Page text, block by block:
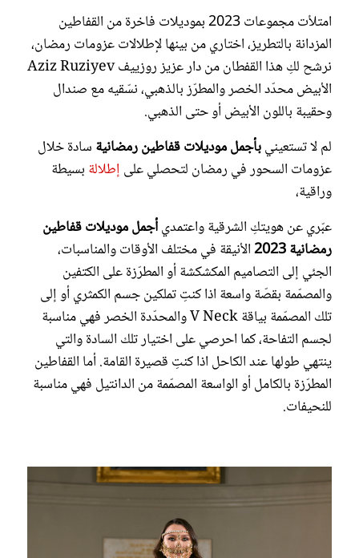
امتلأت مجموعات 2023 بموديلات فاخرة من القفاطين
المزدانة بالتطريز، اختاري من بينها لإطلالات عزومات رمضان،
نرشح لكِ هذا القفطان من دار عزيز روزييف Aziz Ruziyev
الأبيض محدّد الخصر والمطرّز بالذهبي، نسّقيه مع صندال
وحقيبة باللون الأبيض أو حتى الذهبي.
لم لا تستعينيبأجمل موديلات قفاطين رمضانية سادة خلال
عزومات السحور في رمضان لتحصلي على إطلالة بسيطة
وراقية،
عبّري عن هويتكِ الشرقية واعتمديأجمل موديلات قفاطين
رمضانية 2023
الأنيقة في مختلف الأوقات والمناسبات،
الجئي إلى التصاميم المكشكشة أو المطرّزة على الكتفين
والمصمّمة بقصّة واسعة اذا كنتِ تملكين جسم الكمثري أو إلى
تلك المصمّمة بياقة V Neck والمحدّدة الخصر فهي مناسبة
لجسم التفاحة، كما احرصي على اختيار تلك السادة والتي
ينتهي طولها عند الكاحل اذا كنتِ قصيرة القامة. أما القفاطين
المطرّزة بالكامل أو الواسعة المصمّمة من الدانتيل فهي مناسبة
للنحيفات.